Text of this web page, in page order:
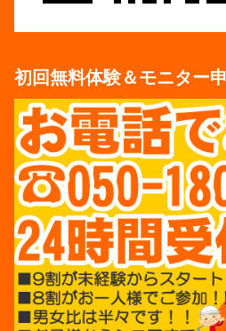
初回無料体験＆モニター